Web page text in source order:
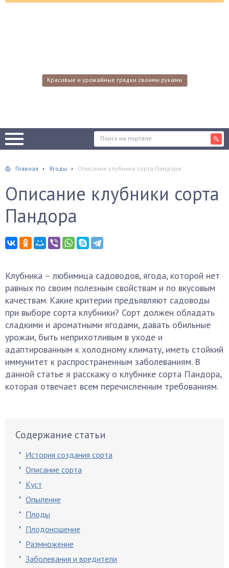
Красивые и урожайные грядки своими руками
Главная Ягоды Описание клубники сорта Пандора
Описание клубники сорта
Пандора
Клубника – любимица садоводов, ягода, которой нет
равных по своим полезным свойствам и по вкусовым
качествам. Какие критерии предъявляют садоводы
при выборе сорта клубники? Сорт должен обладать
сладкими и ароматными ягодами, давать обильные
урожаи, быть неприхотливым в уходе и
адаптированным к холодному климату, иметь стойкий
иммунитет к распространенным заболеваниям. В
данной статье я расскажу о клубнике сорта Пандора,
которая отвечает всем перечисленным требованиям.
Содержание статьи
История создания сорта
Описание сорта
Куст
Опыление
Плоды
Плодоношение
Размножение
Заболевания и вредители